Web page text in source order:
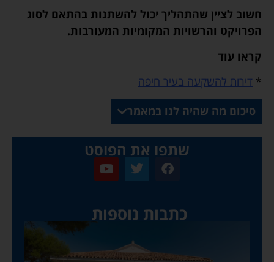
חשוב לציין שהתהליך יכול להשתנות בהתאם לסוג
הפרויקט והרשויות המקומיות המעורבות.
קראו עוד
* דירות להשקעה בעיר חיפה
סיכום מה שהיה לנו במאמר
שתפו את הפוסט​
כתבות נוספות ​